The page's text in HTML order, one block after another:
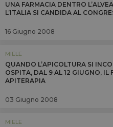
UNA FARMACIA DENTRO
L’ITALIA SI CANDIDA AL
16 Giugno 2008
MIELE
QUANDO L’APICOLTURA SI
OSPITA, DAL 9 AL 12 GIUGNO,
APITERAPIA
03 Giugno 2008
MIELE